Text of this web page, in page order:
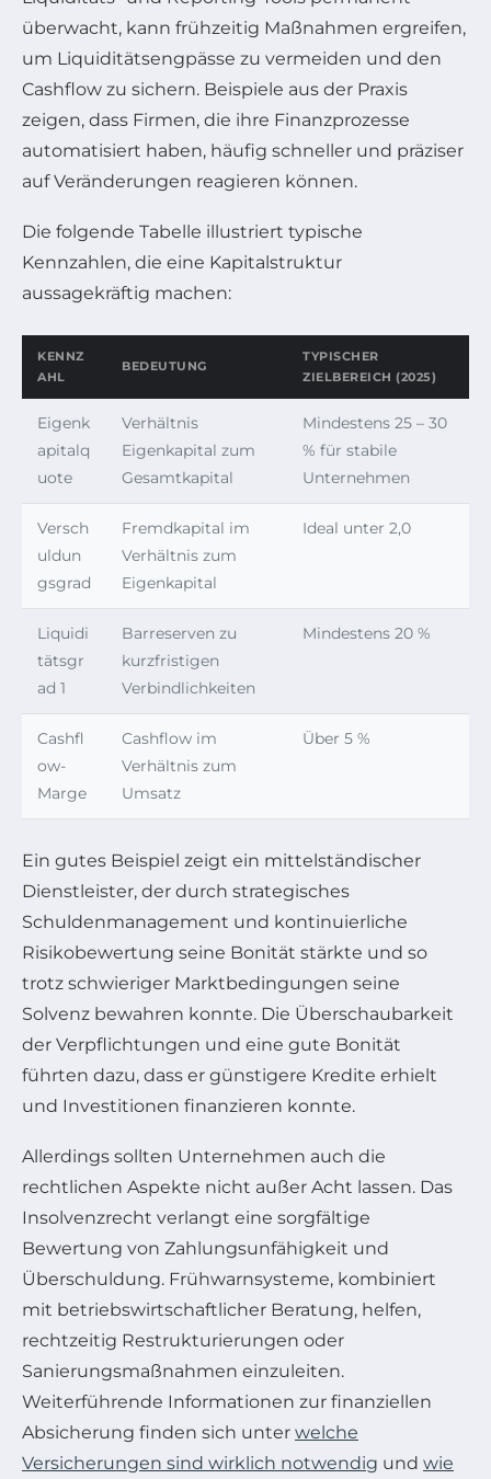
überwacht, kann frühzeitig Maßnahmen ergreifen,
um Liquiditätsengpässe zu vermeiden und den
Cashflow zu sichern. Beispiele aus der Praxis
zeigen, dass Firmen, die ihre Finanzprozesse
automatisiert haben, häufig schneller und präziser
auf Veränderungen reagieren können.
Die folgende Tabelle illustriert typische
Kennzahlen, die eine Kapitalstruktur
aussagekräftig machen:
KENNZ
AHL
BEDEUTUNG
TYPISCHER
ZIELBEREICH (2025)
Eigenk
apitalq
uote
Verhältnis
Eigenkapital zum
Gesamtkapital
Mindestens 25 – 30
% für stabile
Unternehmen
Versch
uldun
gsgrad
Fremdkapital im
Verhältnis zum
Eigenkapital
Ideal unter 2,0
Liquidi
tätsgr
ad 1
Barreserven zu
kurzfristigen
Verbindlichkeiten
Mindestens 20 %
Cashfl
ow-
Marge
Cashflow im
Verhältnis zum
Umsatz
Über 5 %
Ein gutes Beispiel zeigt ein mittelständischer
Dienstleister, der durch strategisches
Schuldenmanagement und kontinuierliche
Risikobewertung seine Bonität stärkte und so
trotz schwieriger Marktbedingungen seine
Solvenz bewahren konnte. Die Überschaubarkeit
der Verpflichtungen und eine gute Bonität
führten dazu, dass er günstigere Kredite erhielt
und Investitionen finanzieren konnte.
Allerdings sollten Unternehmen auch die
rechtlichen Aspekte nicht außer Acht lassen. Das
Insolvenzrecht verlangt eine sorgfältige
Bewertung von Zahlungsunfähigkeit und
Überschuldung. Frühwarnsysteme, kombiniert
mit betriebswirtschaftlicher Beratung, helfen,
rechtzeitig Restrukturierungen oder
Sanierungsmaßnahmen einzuleiten.
Weiterführende Informationen zur finanziellen
Absicherung finden sich unter welche
Versicherungen sind wirklich notwendig und wie